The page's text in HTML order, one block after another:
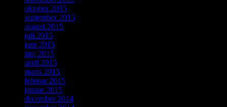
oktober 2015
september 2015
august 2015
juli 2015
juni 2015
maj 2015
april 2015
marts 2015
februar 2015
januar 2015
december 2014